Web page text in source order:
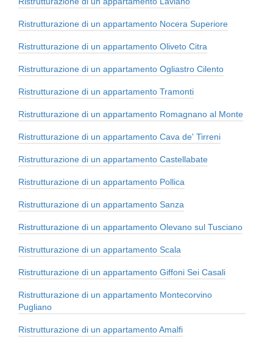
Ristrutturazione di un appartamento Nocera Superiore
Ristrutturazione di un appartamento Oliveto Citra
Ristrutturazione di un appartamento Ogliastro Cilento
Ristrutturazione di un appartamento Tramonti
Ristrutturazione di un appartamento Romagnano al Monte
Ristrutturazione di un appartamento Cava de' Tirreni
Ristrutturazione di un appartamento Castellabate
Ristrutturazione di un appartamento Pollica
Ristrutturazione di un appartamento Sanza
Ristrutturazione di un appartamento Olevano sul Tusciano
Ristrutturazione di un appartamento Scala
Ristrutturazione di un appartamento Giffoni Sei Casali
Ristrutturazione di un appartamento Montecorvino
Pugliano
Ristrutturazione di un appartamento Amalfi